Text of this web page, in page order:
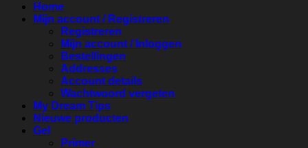
Home
Mijn account / Registreren
Registreren
Mijn account / Inloggen
Bestellingen
Addresses
Account details
Wachtwoord vergeten
My Dream Tips
Nieuwe producten
Gel
Primer